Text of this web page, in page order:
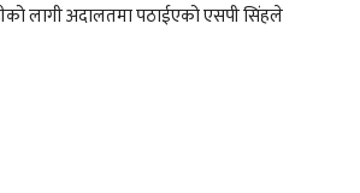
लागी अदालतमा पठाईएको एसपी सिंहले